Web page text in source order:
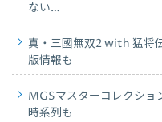
ない…
真・三國無双2 with 猛将
版情報も
MGSマスターコレクショ
時系列も